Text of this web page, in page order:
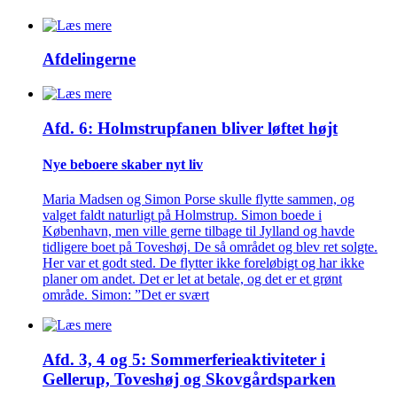
Afdelingerne
Afd. 6: Holmstrupfanen bliver løftet højt
Nye beboere skaber nyt liv
Maria Madsen og Simon Porse skulle flytte sammen, og
valget faldt naturligt på Holmstrup. Simon boede i
København, men ville gerne tilbage til Jylland og havde
tidligere boet på Toveshøj. De så området og blev ret solgte.
Her var et godt sted. De flytter ikke foreløbigt og har ikke
planer om andet. Det er let at betale, og det er et grønt
område. Simon: ”Det er svært
Afd. 3, 4 og 5: Sommer­ferie­aktiviteter i
Gellerup, Toveshøj og Skovgårds­parken